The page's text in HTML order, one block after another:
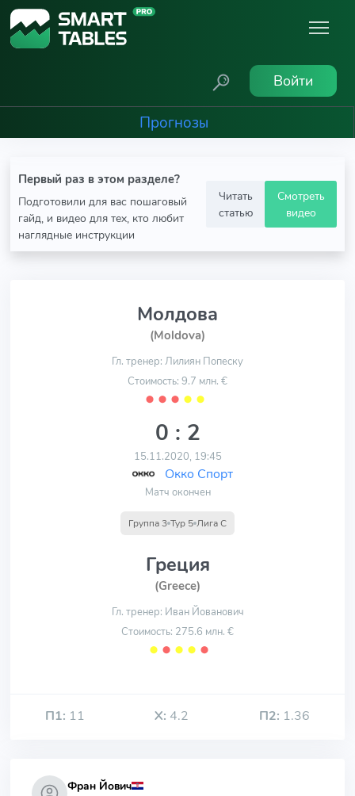
Войти
Прогнозы
Первый раз в этом разделе?
Подготовили для вас пошаговый
гайд, и видео для тех, кто любит
наглядные инструкции
Читать
статью
Смотреть
видео
Молдова
(Moldova)
Гл. тренер: Лилиян Попеску
Стоимость: 9.7 млн. €
⬤ ⬤ ⬤ ⬤ ⬤
0 : 2
15.11.2020, 19:45
Окко Спорт
Матч окончен
Группа 3 Тур 5 Лига С
Греция
(Greece)
Гл. тренер: Иван Йованович
Стоимость: 275.6 млн. €
⬤ ⬤ ⬤ ⬤ ⬤
П1: 11 Х: 4.2 П2: 1.36
Фран Йович